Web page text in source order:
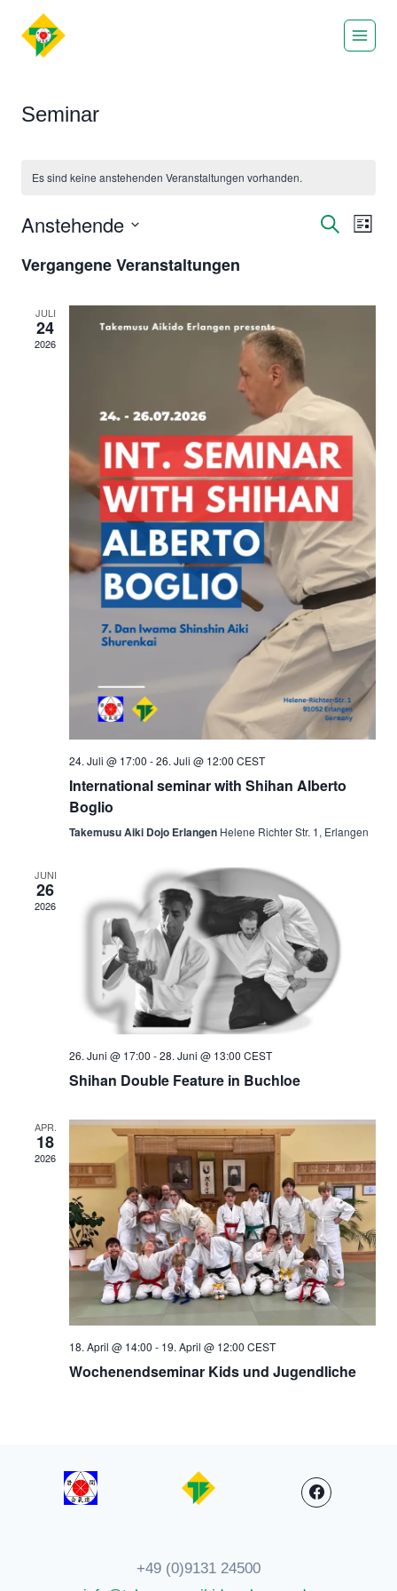
Inhalt
Seminar
Es sind keine anstehenden Veranstaltungen vorhanden.
und
Suche
Liste
Anstehende
wählen.
Vergangene Veranstaltungen
JULI
24
2026
24. Juli @ 17:00 -26. Juli @ 12:00 CEST
International seminar with Shihan Alberto
Boglio
Takemusu Aiki Dojo Erlangen Helene Richter Str. 1, Erlangen
JUNI
26
2026
26. Juni @ 17:00 -28. Juni @ 13:00 CEST
Shihan Double Feature in Buchloe
APR.
18
2026
18. April @ 14:00 - 19. April @ 12:00 CEST
Wochenendseminar Kids und Jugendliche
+49 (0)9131 24500